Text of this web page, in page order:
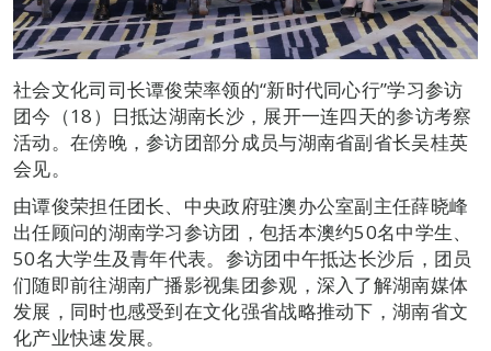
社会文化司司长谭俊荣率领的“新时代同心行”学习参访
团今（18）日抵达湖南长沙，展开一连四天的参访考察
活动。在傍晚，参访团部分成员与湖南省副省长吴桂英
会见。
由谭俊荣担任团长、中央政府驻澳办公室副主任薛晓峰
出任顾问的湖南学习参访团，包括本澳约50名中学生、
50名大学生及青年代表。参访团中午抵达长沙后，团员
们随即前往湖南广播影视集团参观，深入了解湖南媒体
发展，同时也感受到在文化强省战略推动下，湖南省文
化产业快速发展。